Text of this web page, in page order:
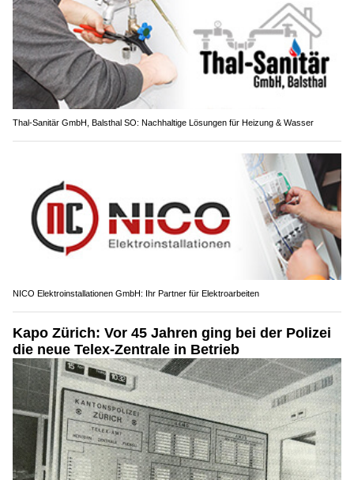
Thal-Sanitär GmbH, Balsthal SO: Nachhaltige Lösungen für Heizung & Wasser
NICO Elektroinstallationen GmbH: Ihr Partner für Elektroarbeiten
Kapo Zürich: Vor 45 Jahren ging bei der Polizei
die neue Telex-Zentrale in Betrieb